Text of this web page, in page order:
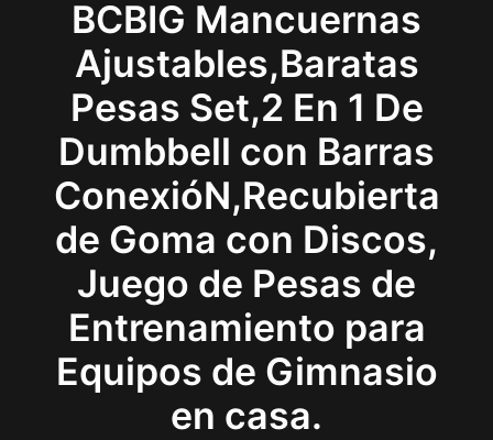
BCBIG Mancuernas
Ajustables,Baratas
Pesas Set,2 En 1 De
Dumbbell con Barras
ConexióN,Recubierta
de Goma con Discos,
Juego de Pesas de
Entrenamiento para
Equipos de Gimnasio
en casa.